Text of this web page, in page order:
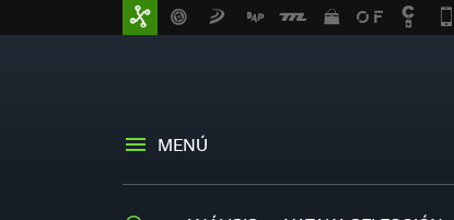
MENÚ